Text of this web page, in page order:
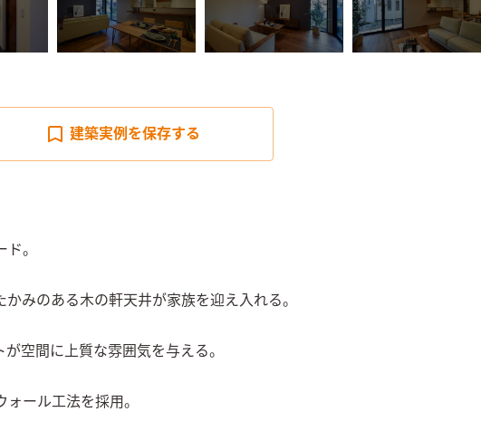
建築実例を保存する
。
みのある木の軒天井が家族を迎え入れる。
空間に上質な雰囲気を与える。
ール工法を採用。